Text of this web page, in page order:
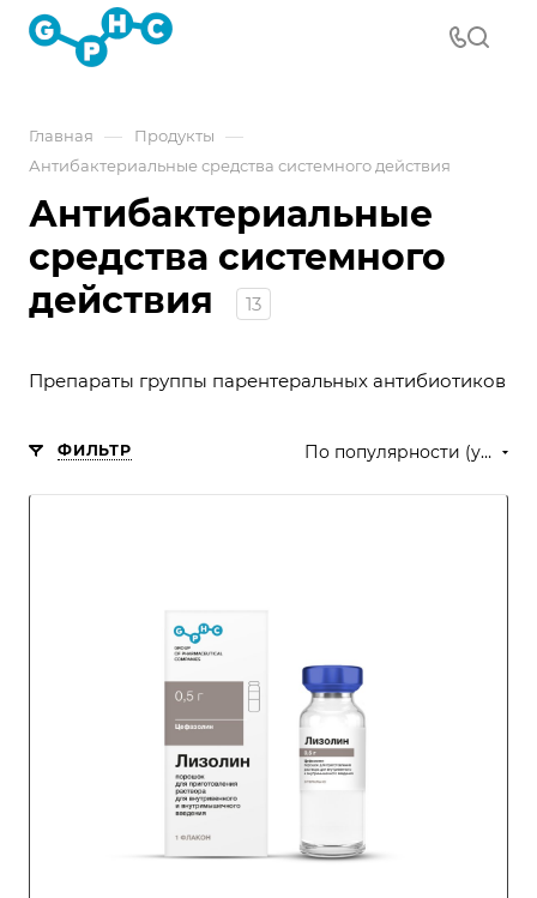
Главная — Продукты —
Антибактериальные средства системного действия
Антибактериальные
средства системного
действия
13
Препараты группы парентеральных антибиотиков
ФИЛЬТР По популярности (убывание)